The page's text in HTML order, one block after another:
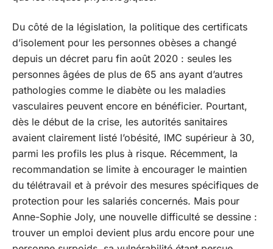
Du côté de la législation, la politique des certificats
d’isolement pour les personnes obèses a changé
depuis un décret paru fin août 2020 : seules les
personnes âgées de plus de 65 ans ayant d’autres
pathologies comme le diabète ou les maladies
vasculaires peuvent encore en bénéficier. Pourtant,
dès le début de la crise, les autorités sanitaires
avaient clairement listé l’obésité, IMC supérieur à 30,
parmi les profils les plus à risque. Récemment, la
recommandation se limite à encourager le maintien
du télétravail et à prévoir des mesures spécifiques de
protection pour les salariés concernés. Mais pour
Anne-Sophie Joly, une nouvelle difficulté se dessine :
trouver un emploi devient plus ardu encore pour une